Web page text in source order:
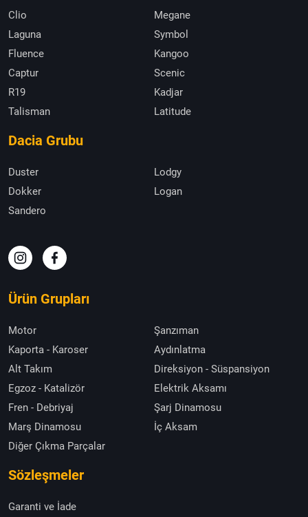
Clio
Megane
Laguna
Symbol
Fluence
Kangoo
Captur
Scenic
R19
Kadjar
Talisman
Latitude
Dacia Grubu
Duster
Lodgy
Dokker
Logan
Sandero
Ürün Grupları
Motor
Şanzıman
Kaporta - Karoser
Aydınlatma
Alt Takım
Direksiyon - Süspansiyon
Egzoz - Katalizör
Elektrik Aksamı
Fren - Debriyaj
Şarj Dinamosu
Marş Dinamosu
İç Aksam
Diğer Çıkma Parçalar
Sözleşmeler
Garanti ve İade